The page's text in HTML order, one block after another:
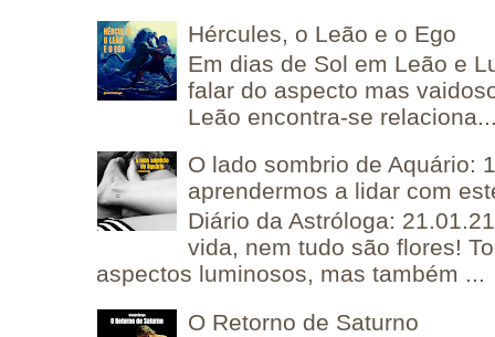
Hércules, o Leão e o Ego
Em dias de Sol em Leão e
falar do aspecto mas
Leão encontra-se
O lado sombrio de Aquário:
aprendermos a lidar com
Diário da Astróloga:
vida, nem tudo são flores!
aspectos luminosos, mas também ...
O Retorno de Saturno